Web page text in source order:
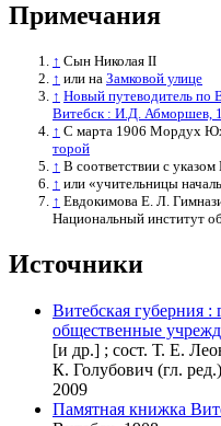
Примечания
↑ Сын Николая II
↑ или на Замковой улице
↑ Новый путеводитель по
Витебск : И.Д. Абморшев,
↑ С марта 1906 Мордух
торой
↑ В соответствии с
↑ или «учительницы
↑ Евдокимова Е. Л.
Национальный институт
Источники
Витебская губерния :
общественные
[и др.] ; сост. Т. Е.
К. Голубович (гл.
2009
Памятная книжка